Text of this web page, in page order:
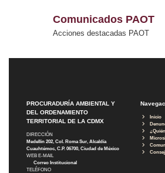
Comunicados PAOT
Acciones destacadas PAOT
PROCURADURÍA AMBIENTAL Y
DEL ORDENAMIENTO
TERRITORIAL DE LA CDMX
DIRECCIÓN
Medellín 202, Col. Roma Sur, Alcaldía
Cuauhtémoc, C.P. 06700, Ciudad de México
WEB E-MAIL
Correo Institucional
TELÉFONO
Inicio